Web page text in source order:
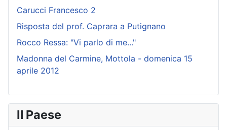
Carucci Francesco 2
Risposta del prof. Caprara a Putignano
Rocco Ressa: "Vi parlo di me..."
Madonna del Carmine, Mottola - domenica 15
aprile 2012
Il Paese